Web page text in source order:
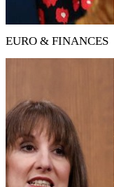
EURO & FINANCES